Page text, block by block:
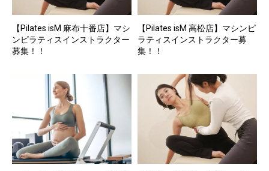
【Pilates isM 麻布十番店】マシ
ンピラティスインストラクター
募集！！
【Pilates isM 高松店】マシンピ
ラティスインストラクター募
集！！